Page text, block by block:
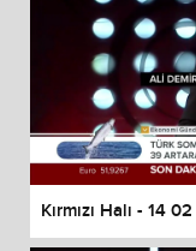
Kırmızı Halı - 14